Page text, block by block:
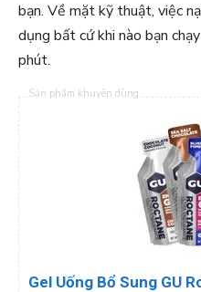
bạn. Về mặt kỹ thuật, việc
dụng bất cứ khi nào bạn
phút.
Sản phẩm khuyên dùng
Gel Uống Bổ Sung GU